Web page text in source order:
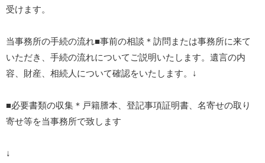
受けます。
当事務所の手続の流れ■事前の相談＊訪問または事務所に来て
いただき、手続の流れについてご説明いたします。遺言の内
容、財産、相続人について確認をいたします。↓
■必要書類の収集＊戸籍謄本、登記事項証明書、名寄せの取り
寄せ等を当事務所で致します
↓